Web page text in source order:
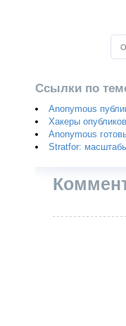
Ссылки по
Anonymous
Хакеры
Anonymous
Stratfor: